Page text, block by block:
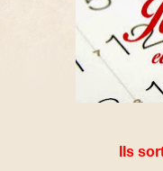
Ils